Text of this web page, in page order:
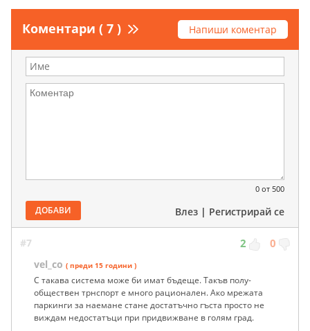
Коментари ( 7 ) Напиши коментар
0 от 500
ДОБАВИ Влез | Регистрирай се
#7 2 0
vel_co ( преди 15 години )
С такава система може би имат бъдеще. Такъв полу-
обществен трнспорт е много рационален. Ако мрежата
паркинги за наемане стане достатъчно гъста просто не
виждам недостатъци при придвижване в голям град.